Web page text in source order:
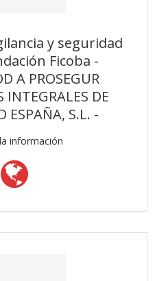
y seguridad
Ficoba -
A PROSEGUR
INTEGRALES DE
ESPAÑA, S.L. -
información